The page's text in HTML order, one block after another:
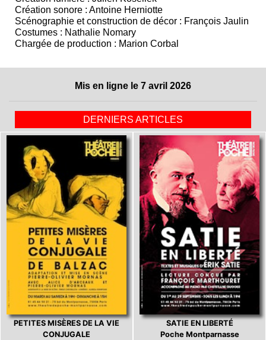
Création sonore : Antoine Herniotte
Scénographie et construction de décor : François Jaulin
Costumes : Nathalie Nomary
Chargée de production : Marion Corbal
Mis en ligne le 7 avril 2026
DERNIERS ARTICLES
PETITES MISÈRES DE LA VIE
CONJUGALE
SATIE EN LIBERTÉ
Poche Montparnasse